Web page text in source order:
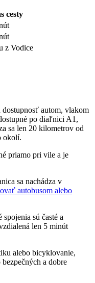
cesty
z Vodice
autom, vlakom
po diaľnici A1,
sa len 20 kilometrov od
okolí.
priamo pri vile a je
sa nachádza v
autobusom alebo
spojenia sú časté a
len 5 minút
alebo bicyklovanie,
a dobre